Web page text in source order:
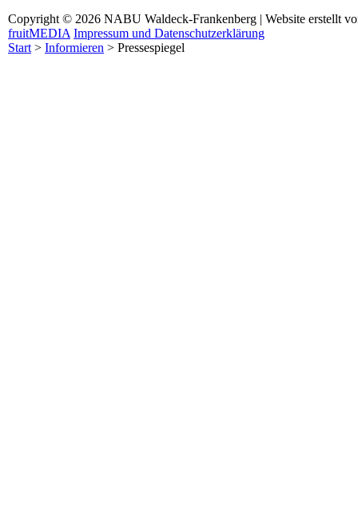
Copyright © 2026 NABU Waldeck-Frankenberg | Website erstellt
fruitMEDIA Impressum und Datenschutzerklärung
Start> Informieren > Pressespiegel